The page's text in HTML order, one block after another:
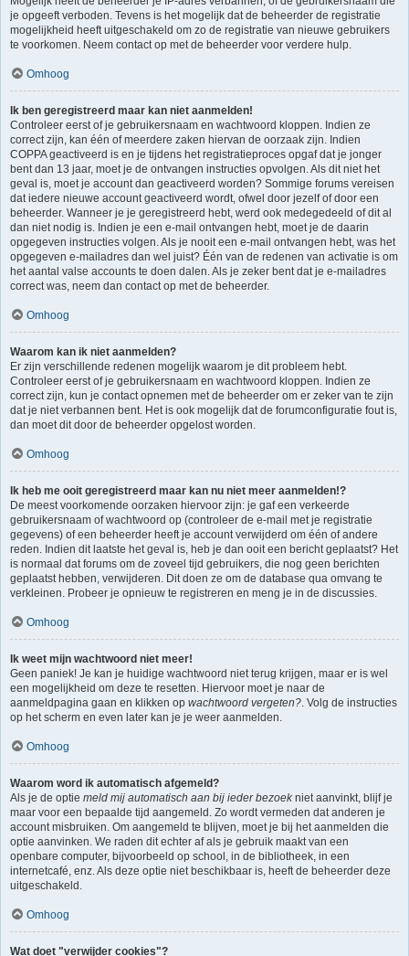
je opgeeft verboden. Tevens is het mogelijk dat de beheerder de registratie
mogelijkheid heeft uitgeschakeld om zo de registratie van nieuwe gebruikers
te voorkomen. Neem contact op met de beheerder voor verdere hulp.
Omhoog
Ik ben geregistreerd maar kan niet aanmelden!
Controleer eerst of je gebruikersnaam en wachtwoord kloppen. Indien ze
correct zijn, kan één of meerdere zaken hiervan de oorzaak zijn. Indien
COPPA geactiveerd is en je tijdens het registratieproces opgaf dat je jonger
bent dan 13 jaar, moet je de ontvangen instructies opvolgen. Als dit niet het
geval is, moet je account dan geactiveerd worden? Sommige forums vereisen
dat iedere nieuwe account geactiveerd wordt, ofwel door jezelf of door een
beheerder. Wanneer je je geregistreerd hebt, werd ook medegedeeld of dit al
dan niet nodig is. Indien je een e-mail ontvangen hebt, moet je de daarin
opgegeven instructies volgen. Als je nooit een e-mail ontvangen hebt, was het
opgegeven e-mailadres dan wel juist? Één van de redenen van activatie is om
het aantal valse accounts te doen dalen. Als je zeker bent dat je e-mailadres
correct was, neem dan contact op met de beheerder.
Omhoog
Waarom kan ik niet aanmelden?
Er zijn verschillende redenen mogelijk waarom je dit probleem hebt.
Controleer eerst of je gebruikersnaam en wachtwoord kloppen. Indien ze
correct zijn, kun je contact opnemen met de beheerder om er zeker van te zijn
dat je niet verbannen bent. Het is ook mogelijk dat de forumconfiguratie fout is,
dan moet dit door de beheerder opgelost worden.
Omhoog
Ik heb me ooit geregistreerd maar kan nu niet meer aanmelden!?
De meest voorkomende oorzaken hiervoor zijn: je gaf een verkeerde
gebruikersnaam of wachtwoord op (controleer de e-mail met je registratie
gegevens) of een beheerder heeft je account verwijderd om één of andere
reden. Indien dit laatste het geval is, heb je dan ooit een bericht geplaatst? Het
is normaal dat forums om de zoveel tijd gebruikers, die nog geen berichten
geplaatst hebben, verwijderen. Dit doen ze om de database qua omvang te
verkleinen. Probeer je opnieuw te registreren en meng je in de discussies.
Omhoog
Ik weet mijn wachtwoord niet meer!
Geen paniek! Je kan je huidige wachtwoord niet terug krijgen, maar er is wel
een mogelijkheid om deze te resetten. Hiervoor moet je naar de
aanmeldpagina gaan en klikken op wachtwoord vergeten?. Volg de instructies
op het scherm en even later kan je je weer aanmelden.
Omhoog
Waarom word ik automatisch afgemeld?
Als je de optie meld mij automatisch aan bij ieder bezoekniet aanvinkt, blijf je
maar voor een bepaalde tijd aangemeld. Zo wordt vermeden dat anderen je
account misbruiken. Om aangemeld te blijven, moet je bij het aanmelden die
optie aanvinken. We raden dit echter af als je gebruik maakt van een
openbare computer, bijvoorbeeld op school, in de bibliotheek, in een
internetcafé, enz. Als deze optie niet beschikbaar is, heeft de beheerder deze
uitgeschakeld.
Omhoog
Wat doet "verwijder cookies"?